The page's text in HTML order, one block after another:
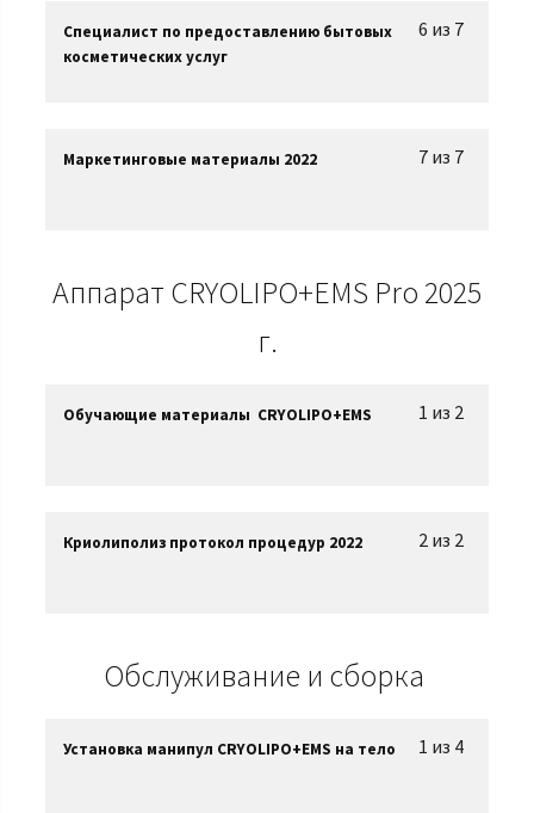
6 из 7
Специалист по предоставлению бытовых
косметических услуг
7 из 7
Маркетинговые материалы 2022
Аппарат CRYOLIPO+EMS Pro 2025
г.
1 из 2
Обучающие материалы CRYOLIPO+EMS
2 из 2
Криолиполиз протокол процедур 2022
Обслуживание и сборка
1 из 4
Установка манипул CRYOLIPO+EMS на тело